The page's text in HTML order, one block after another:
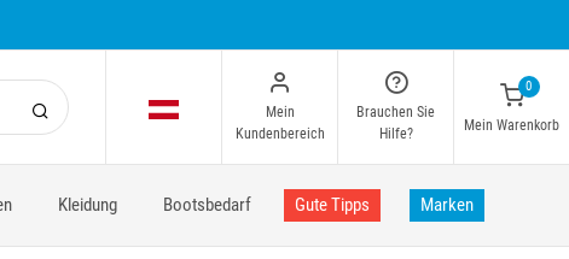
Mein
Kundenbereich
Brauchen Sie
Hilfe?
0
Mein Warenkorb
Kleidung Bootsbedarf Gute Tipps Marken